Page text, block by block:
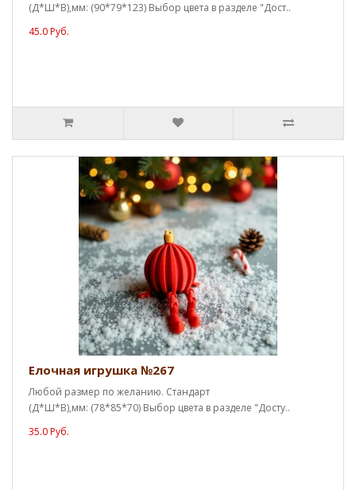
(Д*Ш*В),мм: (90*79*123) Выбор цвета в разделе "Дост..
45.0 Руб.
Елочная игрушка №267
Любой размер по желанию. Стандарт
(Д*Ш*В),мм: (78*85*70) Выбор цвета в разделе "Досту..
35.0 Руб.